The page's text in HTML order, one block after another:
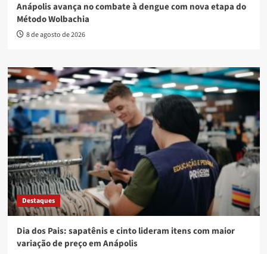
Anápolis avança no combate à dengue com nova etapa do
Método Wolbachia
8 de agosto de 2026
Destaques
Dia dos Pais: sapatênis e cinto lideram itens com maior
variação de preço em Anápolis